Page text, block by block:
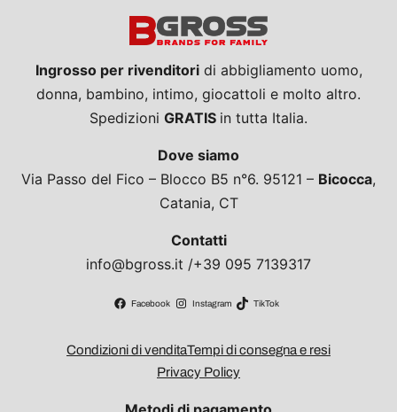
Ingrosso per rivenditoridi abbigliamento uomo,
donna, bambino, intimo, giocattoli e molto altro.
Spedizioni GRATIS in tutta Italia.
Dove siamo
Via Passo del Fico – Blocco B5 n°6. 95121 – Bicocca,
Catania, CT
Contatti
info@bgross.it /+39 095 7139317
Facebook Instagram TikTok
Condizioni di venditaTempi di consegna e resi
Privacy Policy